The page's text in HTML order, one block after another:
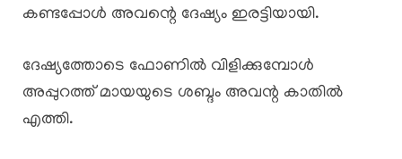
കണ്ടപ്പോൾ അവന്റെ ദേഷ്യം ഇരട്ടിയായി.
ദേഷ്യത്തോടെ ഫോണിൽ വിളിക്കുമ്പോൾ
അപ്പുറത്ത് മായയുടെ ശബ്ദം അവന്റ കാതിൽ
എത്തി.